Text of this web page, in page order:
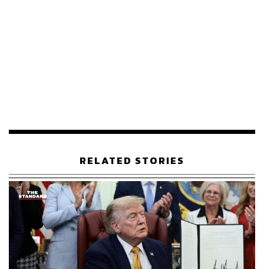
ความเจริญรุ่งเรืองของชาติเราและพันธมิตรต้องตกอยู่ใน
เฮกเซธยังกล่าวชื่นชมพันธมิตรและหุ้นส่วนในเอเชีย-แปซิฟิก
อย่างเกาหลีใต้ ฟิลิปปินส์ ออสเตรเลีย สิงคโปร์ มาเลเซีย และ
ไทย ส่วนญี่ปุ่นกำลังดำเนินการเพื่อเสริมสร้างการป้องกัน
ประเทศ โดยสหรัฐฯ มุ่งมั่นรักษาสภาพแวดล้อมที่รับประกัน
สันติภาพ และความรุ่งเรืองในภูมิภาค ในฐานะมหาอำนาจที่
ทำงานเพื่อรักษาสมดุล ไม่ใช่มหาอำนาจที่สร้างความปั่นป่วน
RELATED STORIES